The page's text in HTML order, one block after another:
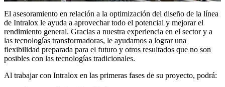
Video
El asesoramiento en relación a la optimización del diseño de la línea
de Intralox le ayuda a aprovechar todo el potencial y mejorar el
rendimiento general. Gracias a nuestra experiencia en el sector y a
las tecnologías transformadoras, le ayudamos a lograr una
flexibilidad preparada para el futuro y otros resultados que no son
posibles con las tecnologías tradicionales.
Al trabajar con Intralox en las primeras fases de su proyecto, podrá: